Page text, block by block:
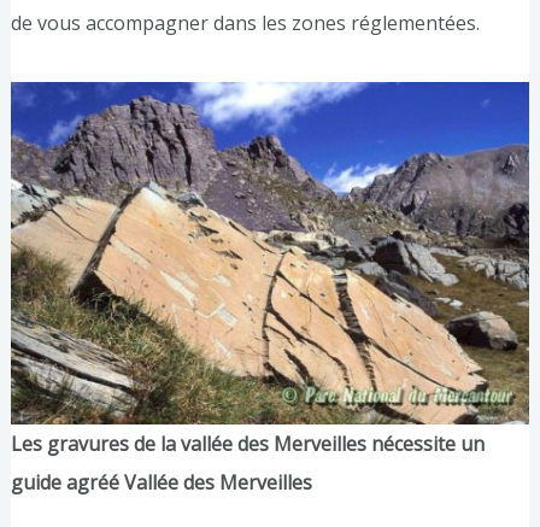
de vous accompagner dans les zones réglementées.
Les gravures de la vallée des Merveilles nécessite un
guide agréé Vallée des Merveilles